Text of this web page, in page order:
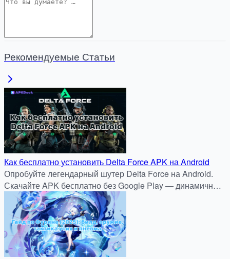
Рекомендуемые Статьи
Как бесплатно установить Delta Force APK на Android
Опробуйте легендарный шутер Delta Force на Android.
Скачайте APK бесплатно без Google Play — динамичные
миссии, спецоперации и тактические бои. Быстрая
установка через apkdock.com.